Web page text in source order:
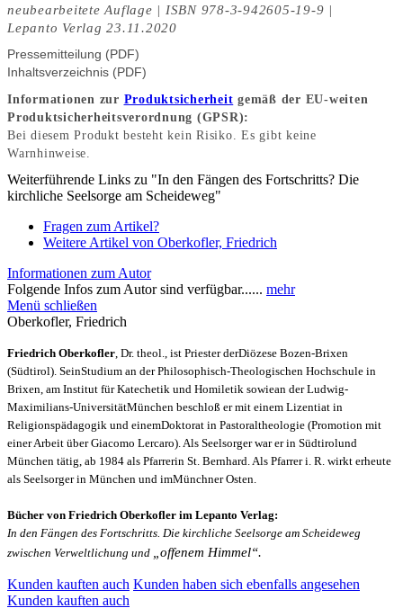
neubearbeitete Auflage | ISBN 978-3-942605-19-9 |
Lepanto Verlag 23.11.2020
Pressemitteilung (PDF)
Inhaltsverzeichnis (PDF)
Informationen zur Produktsicherheit gemäß der EU-weiten
Produktsicherheitsverordnung (GPSR):
Bei diesem Produkt besteht kein Risiko. Es gibt keine
Warnhinweise.
Weiterführende Links zu "In den Fängen des Fortschritts? Die
kirchliche Seelsorge am Scheideweg"
Fragen zum Artikel?
Weitere Artikel von Oberkofler, Friedrich
Informationen zum Autor
Folgende Infos zum Autor sind verfügbar...... mehr
Menü schließen
Oberkofler, Friedrich
Friedrich Oberkofler , Dr. theol., ist Priester derDiözese Bozen-Brixen
(Südtirol). SeinStudium an der Philosophisch-Theologischen Hochschule in
Brixen, am Institut für Katechetik und Homiletik sowiean der Ludwig-
Maximilians-UniversitätMünchen beschloß er mit einem Lizentiat in
Religionspädagogik und einemDoktorat in Pastoraltheologie (Promotion mit
einer Arbeit über Giacomo Lercaro). Als Seelsorger war er in Südtirolund
München tätig, ab 1984 als Pfarrerin St. Bernhard. Als Pfarrer i. R. wirkt erheute
als Seelsorger in München und imMünchner Osten.
Bücher von Friedrich Oberkofler im Lepanto Verlag:
In den Fängen des Fortschritts. Die kirchliche Seelsorge am Scheideweg
zwischen Verweltlichung und
„offenem Himmel“.
Kunden kauften auch Kunden haben sich ebenfalls angesehen
Kunden kauften auch